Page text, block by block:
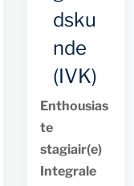
dsku
nde
(IVK)
Enthousias
te
stagiair(e)
Integrale